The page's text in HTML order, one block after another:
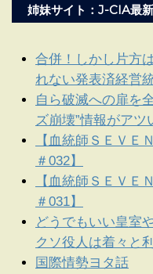
姉妹サイト：J-CIA最
合併！しかし片方
れない発表済経営
自ら破滅への扉を
ズ崩壊”情報がアツ
【血統師ＳＥＶＥ
＃032】
【血統師ＳＥＶＥ
＃031】
どうでもいい皇室
クソ役人は着々と
国際情勢ヨタ話